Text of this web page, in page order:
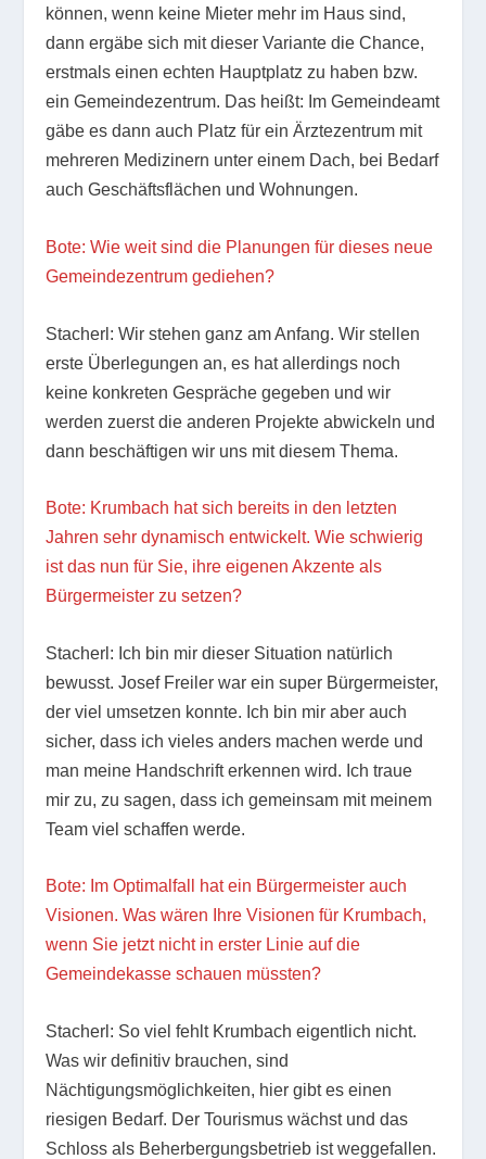
können, wenn keine Mieter mehr im Haus sind,
dann ergäbe sich mit dieser Variante die Chance,
erstmals einen echten Hauptplatz zu haben bzw.
ein Gemeindezentrum. Das heißt: Im Gemeindeamt
gäbe es dann auch Platz für ein Ärztezentrum mit
mehreren Medizinern unter einem Dach, bei Bedarf
auch Geschäftsflächen und Wohnungen.
Bote: Wie weit sind die Planungen für dieses neue
Gemeindezentrum gediehen?
Stacherl: Wir stehen ganz am Anfang. Wir stellen
erste Überlegungen an, es hat allerdings noch
keine konkreten Gespräche gegeben und wir
werden zuerst die anderen Projekte abwickeln und
dann beschäftigen wir uns mit diesem Thema.
Bote: Krumbach hat sich bereits in den letzten
Jahren sehr dynamisch entwickelt. Wie schwierig
ist das nun für Sie, ihre eigenen Akzente als
Bürgermeister zu setzen?
Stacherl: Ich bin mir dieser Situation natürlich
bewusst. Josef Freiler war ein super Bürgermeister,
der viel umsetzen konnte. Ich bin mir aber auch
sicher, dass ich vieles anders machen werde und
man meine Handschrift erkennen wird. Ich traue
mir zu, zu sagen, dass ich gemeinsam mit meinem
Team viel schaffen werde.
Bote: Im Optimalfall hat ein Bürgermeister auch
Visionen. Was wären Ihre Visionen für Krumbach,
wenn Sie jetzt nicht in erster Linie auf die
Gemeindekasse schauen müssten?
Stacherl: So viel fehlt Krumbach eigentlich nicht.
Was wir definitiv brauchen, sind
Nächtigungsmöglichkeiten, hier gibt es einen
riesigen Bedarf. Der Tourismus wächst und das
Schloss als Beherbergungsbetrieb ist weggefallen.